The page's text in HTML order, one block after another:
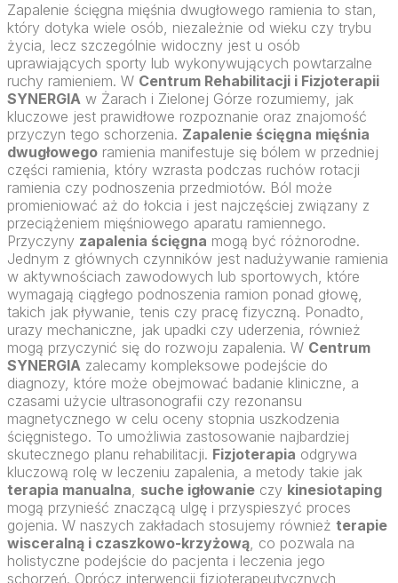
Zapalenie ścięgna mięśnia dwugłowego ramienia to stan,
który dotyka wiele osób, niezależnie od wieku czy trybu
życia, lecz szczególnie widoczny jest u osób
uprawiających sporty lub wykonywujących powtarzalne
ruchy ramieniem. W Centrum Rehabilitacji i Fizjoterapii
SYNERGIA w Żarach i Zielonej Górze rozumiemy, jak
kluczowe jest prawidłowe rozpoznanie oraz znajomość
przyczyn tego schorzenia. Zapalenie ścięgna mięśnia
dwugłowego ramienia manifestuje się bólem w przedniej
części ramienia, który wzrasta podczas ruchów rotacji
ramienia czy podnoszenia przedmiotów. Ból może
promieniować aż do łokcia i jest najczęściej związany z
przeciążeniem mięśniowego aparatu ramiennego.
Przyczyny zapalenia ścięgna mogą być różnorodne.
Jednym z głównych czynników jest nadużywanie ramienia
w aktywnościach zawodowych lub sportowych, które
wymagają ciągłego podnoszenia ramion ponad głowę,
takich jak pływanie, tenis czy pracę fizyczną. Ponadto,
urazy mechaniczne, jak upadki czy uderzenia, również
mogą przyczynić się do rozwoju zapalenia. W Centrum
SYNERGIA zalecamy kompleksowe podejście do
diagnozy, które może obejmować badanie kliniczne, a
czasami użycie ultrasonografii czy rezonansu
magnetycznego w celu oceny stopnia uszkodzenia
ścięgnistego. To umożliwia zastosowanie najbardziej
skutecznego planu rehabilitacji. Fizjoterapia odgrywa
kluczową rolę w leczeniu zapalenia, a metody takie jak
terapia manualna, suche igłowanie czy kinesiotaping
mogą przynieść znaczącą ulgę i przyspieszyć proces
gojenia. W naszych zakładach stosujemy również terapie
wisceralną i czaszkowo-krzyżową, co pozwala na
holistyczne podejście do pacjenta i leczenia jego
schorzeń. Oprócz interwencji fizjoterapeutycznych,